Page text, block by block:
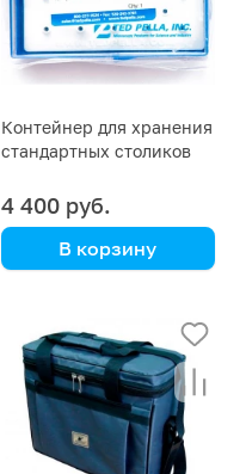
Контейнер для хранения
стандартных столиков
4 400 руб.
В корзину